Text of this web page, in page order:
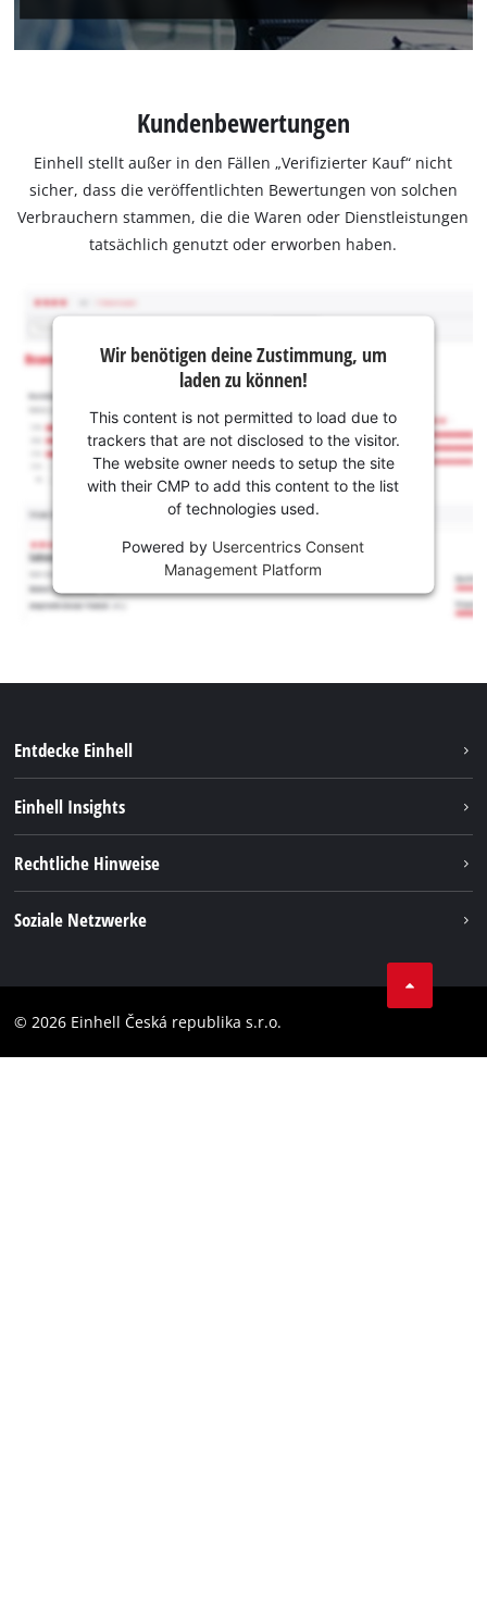
Kundenbewertungen
Einhell stellt außer in den Fällen „Verifizierter Kauf“ nicht
sicher, dass die veröffentlichten Bewertungen von solchen
Verbrauchern stammen, die die Waren oder Dienstleistungen
tatsächlich genutzt oder erworben haben.
Wir benötigen deine Zustimmung, um
laden zu können!
This content is not permitted to load due to
trackers that are not disclosed to the visitor.
The website owner needs to setup the site
with their CMP to add this content to the list
of technologies used.
Powered by Usercentrics Consent
Management Platform
Entdecke Einhell
Akkusystem
Einhell Insights
Rechtliche Hinweise
Barrierefreiheits-Erklärung
Soziale Netzwerke
Instagram
© 2026 Einhell Česká republika s.r.o.